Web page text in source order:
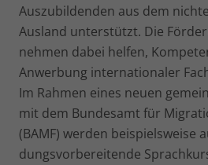
Auszubildenden aus dem
Ausland unterstützt. Die
nehmen dabei helfen,
Anwerbung inter­nationaler
Im Rahmen eines neuen
mit dem Bundesamt für
(BAMF) werden beispielsweise
dungsvorbereitende